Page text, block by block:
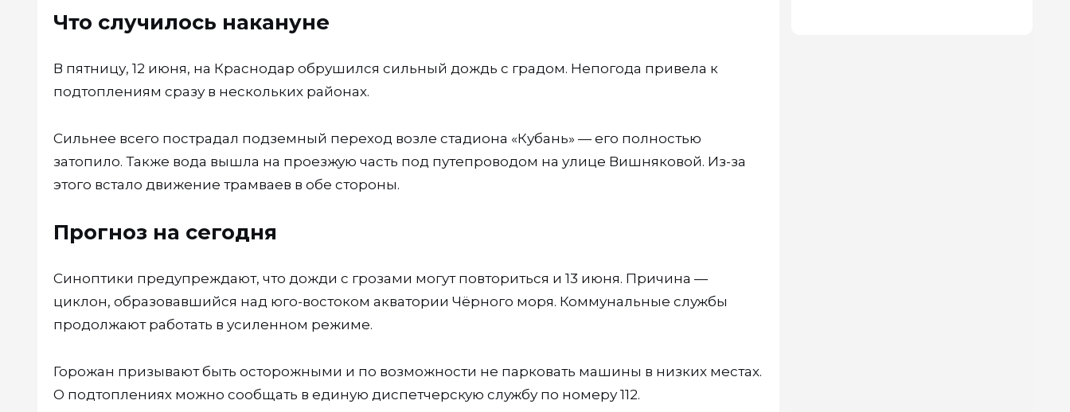
Что случилось накануне
В пятницу, 12 июня, на Краснодар обрушился сильный дождь с градом. Непогода привела к
подтоплениям сразу в нескольких районах.
Сильнее всего пострадал подземный переход возле стадиона «Кубань» — его полностью
затопило. Также вода вышла на проезжую часть под путепроводом на улице Вишняковой. Из-за
этого встало движение трамваев в обе стороны.
Прогноз на сегодня
Синоптики предупреждают, что дожди с грозами могут повториться и 13 июня. Причина —
циклон, образовавшийся над юго-востоком акватории Чёрного моря. Коммунальные службы
продолжают работать в усиленном режиме.
Горожан призывают быть осторожными и по возможности не парковать машины в низких местах.
О подтоплениях можно сообщать в единую диспетчерскую службу по номеру 112.